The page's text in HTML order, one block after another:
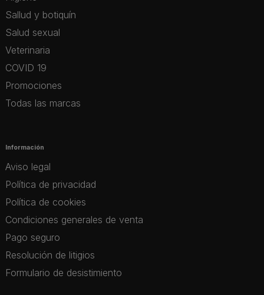
Sallud y botiquín
Salud sexual
Veterinaria
COVID 19
Promociones
Todas las marcas
Información
Aviso legal
Política de privacidad
Política de cookies
Condiciones generales de venta
Pago seguro
Resolución de litigios
Formulario de desistimiento